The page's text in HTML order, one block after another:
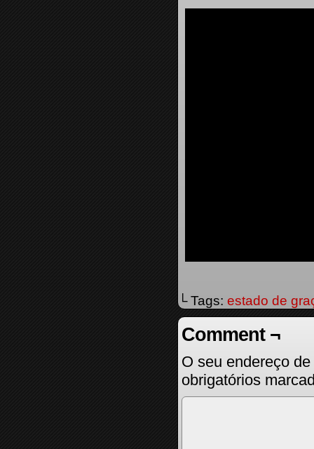
└ Tags: estado de
Comment ¬
O seu endereço
obrigatórios